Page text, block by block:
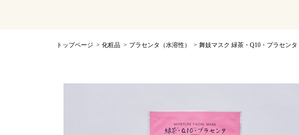
トップページ 化粧品 プラセンタ（水溶性） 舞妓マスク 緑茶・Q10・プラセンタ